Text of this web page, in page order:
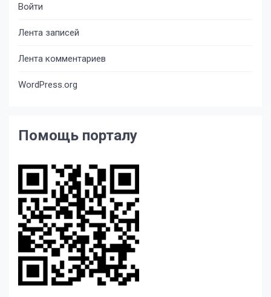
Войти
Лента записей
Лента комментариев
WordPress.org
Помощь порталу